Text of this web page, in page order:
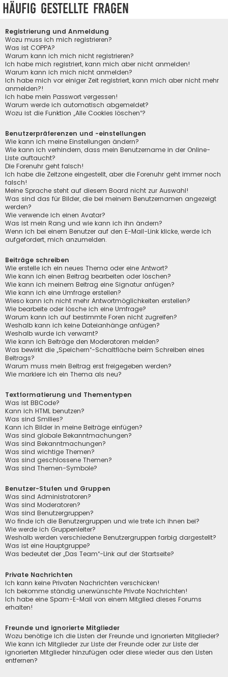
Häufig gestellte Fragen
Registrierung und Anmeldung
Wozu muss ich mich registrieren?
Was ist COPPA?
Warum kann ich mich nicht registrieren?
Ich habe mich registriert, kann mich aber nicht anmelden!
Warum kann ich mich nicht anmelden?
Ich habe mich vor einiger Zeit registriert, kann mich aber nicht mehr
anmelden?!
Ich habe mein Passwort vergessen!
Warum werde ich automatisch abgemeldet?
Wozu ist die Funktion „Alle Cookies löschen“?
Benutzerpräferenzen und -einstellungen
Wie kann ich meine Einstellungen ändern?
Wie kann ich verhindern, dass mein Benutzername in der Online-
Liste auftaucht?
Die Forenuhr geht falsch!
Ich habe die Zeitzone eingestellt, aber die Forenuhr geht immer noch
falsch!
Meine Sprache steht auf diesem Board nicht zur Auswahl!
Was sind das für Bilder, die bei meinem Benutzernamen angezeigt
werden?
Wie verwende ich einen Avatar?
Was ist mein Rang und wie kann ich ihn ändern?
Wenn ich bei einem Benutzer auf den E-Mail-Link klicke, werde ich
aufgefordert, mich anzumelden.
Beiträge schreiben
Wie erstelle ich ein neues Thema oder eine Antwort?
Wie kann ich einen Beitrag bearbeiten oder löschen?
Wie kann ich meinem Beitrag eine Signatur anfügen?
Wie kann ich eine Umfrage erstellen?
Wieso kann ich nicht mehr Antwortmöglichkeiten erstellen?
Wie bearbeite oder lösche ich eine Umfrage?
Warum kann ich auf bestimmte Foren nicht zugreifen?
Weshalb kann ich keine Dateianhänge anfügen?
Weshalb wurde ich verwarnt?
Wie kann ich Beiträge den Moderatoren melden?
Was bewirkt die „Speichern“-Schaltfläche beim Schreiben eines
Beitrags?
Warum muss mein Beitrag erst freigegeben werden?
Wie markiere ich ein Thema als neu?
Textformatierung und Thementypen
Was ist BBCode?
Kann ich HTML benutzen?
Was sind Smilies?
Kann ich Bilder in meine Beiträge einfügen?
Was sind globale Bekanntmachungen?
Was sind Bekanntmachungen?
Was sind wichtige Themen?
Was sind geschlossene Themen?
Was sind Themen-Symbole?
Benutzer-Stufen und Gruppen
Was sind Administratoren?
Was sind Moderatoren?
Was sind Benutzergruppen?
Wo finde ich die Benutzergruppen und wie trete ich ihnen bei?
Wie werde ich Gruppenleiter?
Weshalb werden verschiedene Benutzergruppen farbig dargestellt?
Was ist eine Hauptgruppe?
Was bedeutet der „Das Team“-Link auf der Startseite?
Private Nachrichten
Ich kann keine Privaten Nachrichten verschicken!
Ich bekomme ständig unerwünschte Private Nachrichten!
Ich habe eine Spam-E-Mail von einem Mitglied dieses Forums
erhalten!
Freunde und ignorierte Mitglieder
Wozu benötige ich die Listen der Freunde und ignorierten Mitglieder?
Wie kann ich Mitglieder zur Liste der Freunde oder zur Liste der
ignorierten Mitglieder hinzufügen oder diese wieder aus den Listen
entfernen?